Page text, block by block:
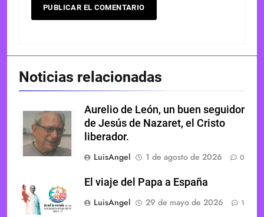
Noticias relacionadas
Aurelio de León, un buen seguidor
de Jesús de Nazaret, el Cristo
liberador.
LuisAngel
1 de agosto de 2026 0
El viaje del Papa a España
LuisAngel
29 de mayo de 2026 1